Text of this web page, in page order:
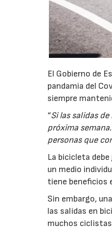
El Gobierno de
pandamia del
siempre
“Si las salidas
próxima
personas que
La bicicleta
un medio
tiene beneficios
Sin embargo,
las salidas en
muchos